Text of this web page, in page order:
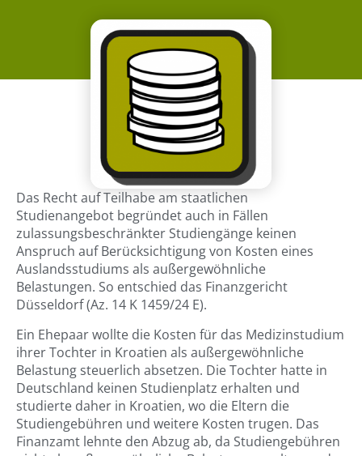
Das Recht auf Teilhabe am staatlichen
Studienangebot begründet auch in Fällen
zulassungsbeschränkter Studiengänge keinen
Anspruch auf Berücksichtigung von Kosten eines
Auslandsstudiums als außergewöhnliche
Belastungen. So entschied das Finanzgericht
Düsseldorf (Az. 14 K 1459/24 E).
Ein Ehepaar wollte die Kosten für das Medizinstudium
ihrer Tochter in Kroatien als außergewöhnliche
Belastung steuerlich absetzen. Die Tochter hatte in
Deutschland keinen Studienplatz erhalten und
studierte daher in Kroatien, wo die Eltern die
Studiengebühren und weitere Kosten trugen. Das
Finanzamt lehnte den Abzug ab, da Studiengebühren